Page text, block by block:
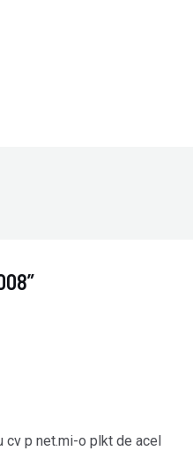
cv p net.mi-o plkt de acel